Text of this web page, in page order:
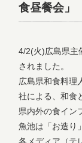
食昼餐会」
4/2(火)広島県主
されました。
広島県和食料理
社による、和食
県内外の食イン
魚池は「お造り